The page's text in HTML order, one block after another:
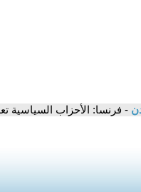
- فرنسا: الأحزاب السياسية